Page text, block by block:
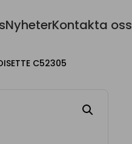
NyheterKontakta oss
C52305